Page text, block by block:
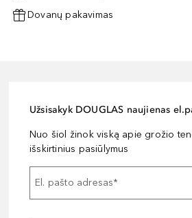
Dovanų pakavimas
Užsisakyk DOUGLAS naujienas
Nuo šiol žinok viską apie grožio
išskirtinius pasiūlymus
El. pašto adresas*